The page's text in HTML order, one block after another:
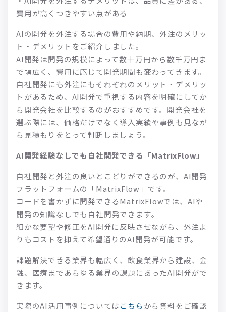
費用が高くつきやすい点がある
AIの開発を外注する場合の費用や納期、外注のメリッ
ト・デメリットをご紹介しました。
AI開発は開発の規模によって数十万円から数千万円ま
で幅広く、費用に応じて開発期間も変わってきます。
自社開発にも外注にもそれぞれのメリット・デメリッ
トがあるため、AI開発で重視する内容を明確にしてか
ら開発会社を比較するのがおすすめです。開発会社を
選ぶ際には、価格だけでなく導入実績や事例も見なが
ら見積もりをとって判断しましょう。
AI開発経験なしでも自社開発できる「MatrixFlow」
自社開発と外注の良いとこどりができるのが、AI開発
プラットフォームの「MatrixFlow」です。
コードを書かずに開発できるMatrixFlowでは、AIや
開発の知識なしでも自社開発できます。
細かな要望や修正をAI開発に反映させながら、外注よ
りもコストを抑えて希望通りのAI開発が可能です。
課題解決できる業界も幅広く、飲食業界から建設、金
融、医療まであらゆる業界の課題にあったAI開発がで
きます。
実際のAI活用事例についてはこちらから資料をご確認